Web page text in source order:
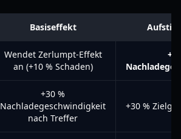
Basiseffekt
Wendet Zerlumpt-Effekt
an (+10 % Schaden)
+30 %
Nachladegeschwindigkeit
nach Treffer
+30 %